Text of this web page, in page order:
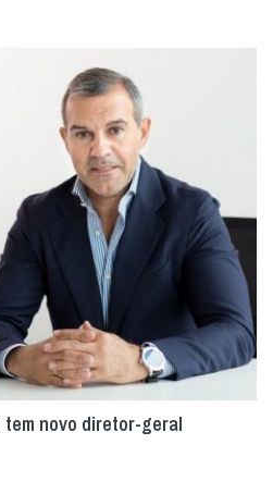
novo diretor-geral